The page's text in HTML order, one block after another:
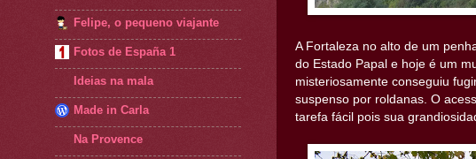
A Fortaleza no alto de um
do Estado Papal e hoje é um
misteriosamente conseguiu
suspenso por roldanas. O
tarefa fácil pois sua
Felipe, o pequeno viajante
Fotos de España 1
Ideias na mala
Made in Carla
Na Provence